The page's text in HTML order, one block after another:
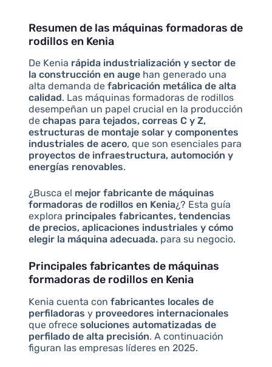
Resumen de las máquinas formadoras de
rodillos en Kenia
De Kenia rápida industrialización y sector de
la construcción en augehan generado una
alta demanda de fabricación metálica de alta
calidad. Las máquinas formadoras de rodillos
desempeñan un papel crucial en la producción
de chapas para tejados, correas C y Z,
estructuras de montaje solar y componentes
industriales de acero, que son esenciales para
proyectos de infraestructura, automoción y
energías renovables.
¿Busca el mejor fabricante de máquinas
formadoras de rodillos en Kenia¿? Esta guía
explora principales fabricantes, tendencias
de precios, aplicaciones industriales y cómo
elegir la máquina adecuada.para su negocio.
Principales fabricantes de máquinas
formadoras de rodillos en Kenia
Kenia cuenta con fabricantes locales de
perfiladoras y proveedores internacionales
que ofrece soluciones automatizadas de
perfilado de alta precisión. A continuación
figuran las empresas líderes en 2025.